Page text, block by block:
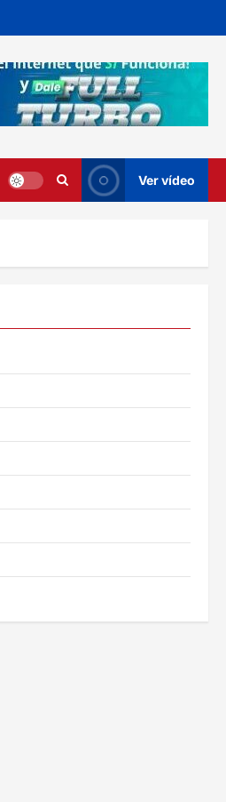
Ver vídeo